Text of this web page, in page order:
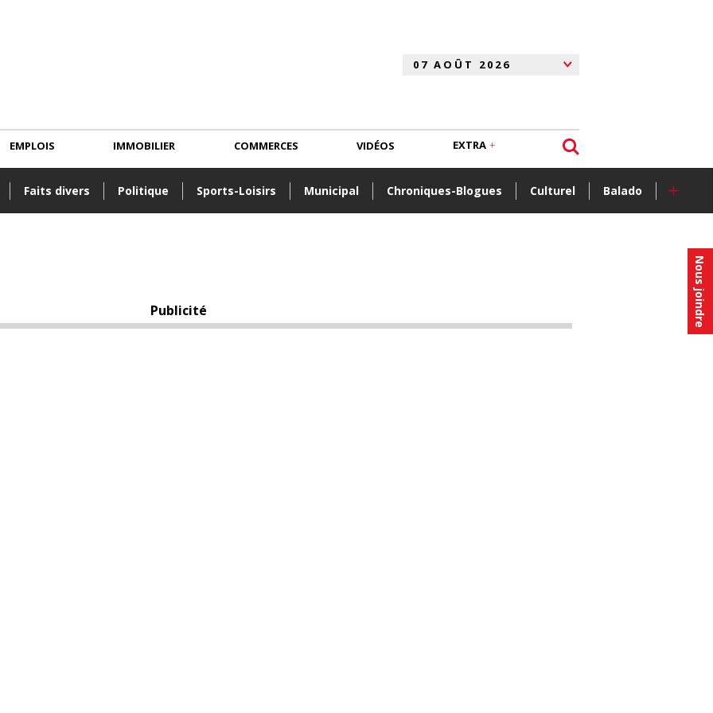
Nous joindre
Faits divers Politique Sports-Loisirs Municipal Chroniques-Blogues Culturel Balado +
EMPLOIS IMMOBILIER COMMERCES VIDÉOS EXTRA
Publicité